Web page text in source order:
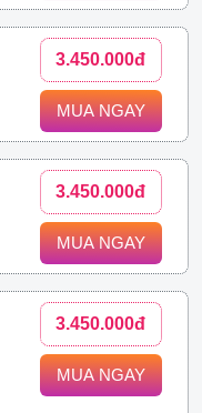
3.450.000đ
MUA NGAY
3.450.000đ
MUA NGAY
3.450.000đ
MUA NGAY